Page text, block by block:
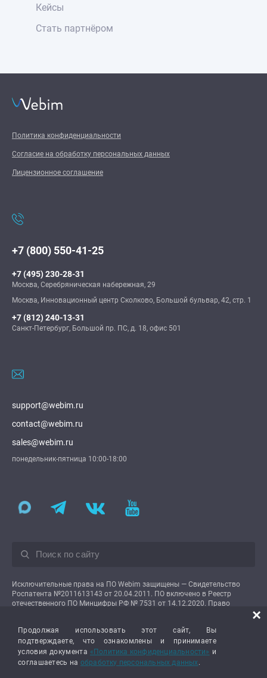
Кейсы
Стать партнёром
Политика конфиденциальности
Согласие на обработку персональных данных
Лицензионное соглашение
+7 (800) 550-41-25
+7 (495) 230-28-31
Москва, Серебряническая набережная, 29
Москва, Инновационный центр Сколково, Большой бульвар, 42, стр. 1
+7 (812) 240-13-31
Санкт-Петербург, Большой пр. ПС, д. 18, офис 501
support@webim.ru
contact@webim.ru
sales@webim.ru
понедельник-пятница 10:00-18:00
Исключительные права на ПО Webim защищены — Свидетельство
Роспатента №2011613143 от 20.04.2011. ПО включено в Реестр
отечественного ПО Минцифры РФ № 7531 от 14.12.2020. Право
использования предоставляется пользователям на условиях простой×
Продолжая использовать этот сайт, Вы
подтверждаете, что ознакомлены и принимаете
условия документа «Политика конфиденциальности» и
соглашаетесь на обработку персональных данных.